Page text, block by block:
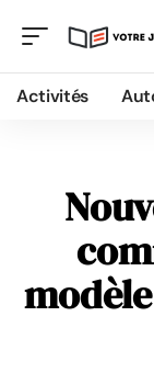
Activités